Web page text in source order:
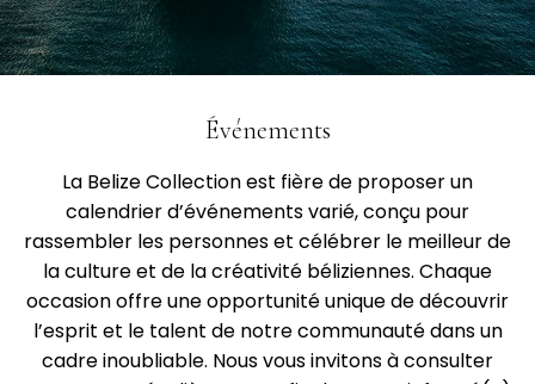
Événements
La Belize Collection est fière de proposer un
calendrier d’événements varié, conçu pour
rassembler les personnes et célébrer le meilleur de
la culture et de la créativité béliziennes. Chaque
occasion offre une opportunité unique de découvrir
l’esprit et le talent de notre communauté dans un
cadre inoubliable. Nous vous invitons à consulter